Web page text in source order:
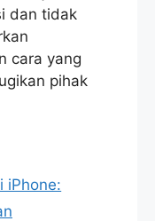
dan tidak
cara yang
pihak
iPhone: